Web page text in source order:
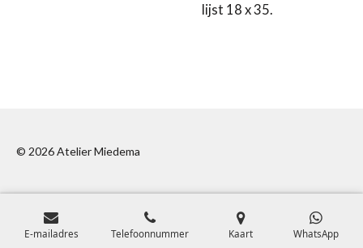
lijst 18 x 35.
© 2026 Atelier Miedema
E-mailadres Telefoonnummer Kaart WhatsApp